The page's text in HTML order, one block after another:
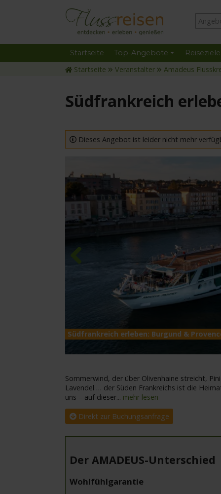
Startseite Top-Angebote Reiseziele
Startseite Veranstalter Amadeus
Südfrankreich
Dieses Angebot ist leider nicht mehr
Südfrankreich erleben: Burgund &
Sommerwind, der über Olivenhaine streicht,
Lavendel … der Süden Frankreichs ist die
uns – auf dieser... mehr lesen
Direkt zur Buchungsanfrage
Der AMADEUS-Unterschied
Wohlfühlgarantie